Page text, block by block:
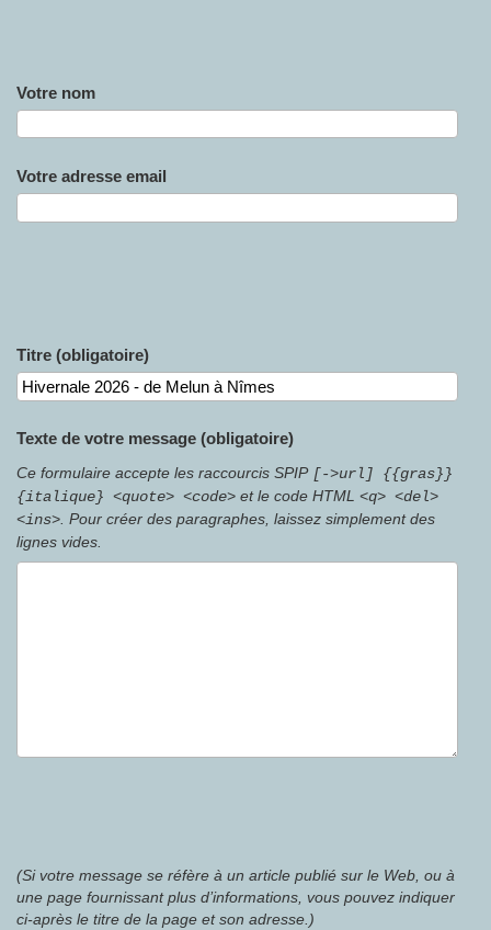
Votre nom
Votre adresse email
Titre (obligatoire)
Texte de votre message (obligatoire)
Ce formulaire accepte les raccourcis SPIP [->url] {{gras}}
{italique} <quote> <code> et le code HTML<q> <del>
<ins>. Pour créer des paragraphes, laissez simplement des
lignes vides.
(Si votre message se réfère à un article publié sur le Web, ou à
une page fournissant plus d’informations, vous pouvez indiquer
ci-après le titre de la page et son adresse.)